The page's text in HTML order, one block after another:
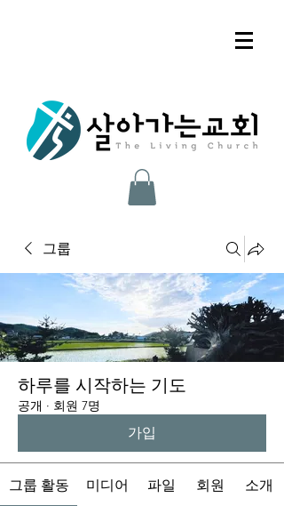
그룹
하루를 시작하는 기도
공개 · 회원 7명
가입
그룹 활동 미디어 파일 회원 소개